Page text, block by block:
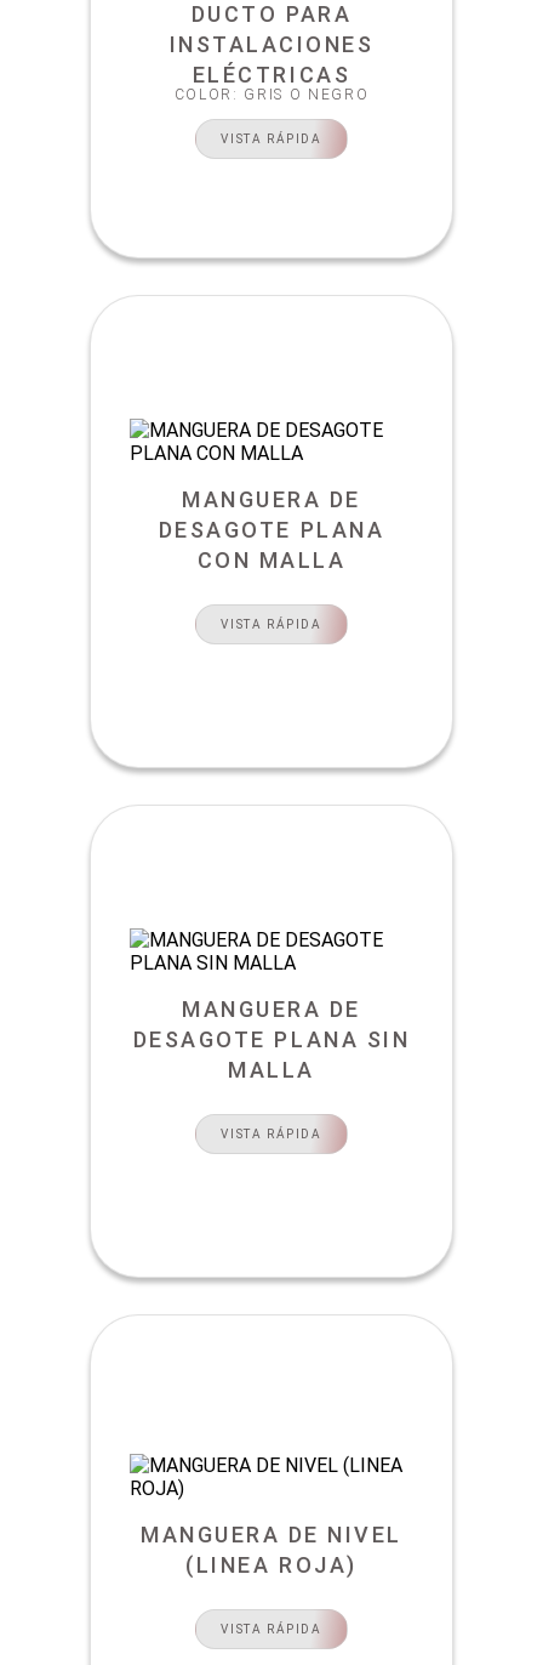
DUCTO PARA
INSTALACIONES
ELÉCTRICAS
COLOR: GRIS O NEGRO
VISTA RÁPIDA
MANGUERA DE
DESAGOTE PLANA
CON MALLA
VISTA RÁPIDA
MANGUERA DE
DESAGOTE PLANA SIN
MALLA
VISTA RÁPIDA
MANGUERA DE NIVEL
(LINEA ROJA)
VISTA RÁPIDA